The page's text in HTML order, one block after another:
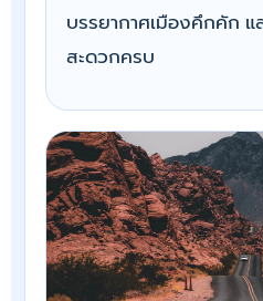
บรรยากาศเมืองคึกคัก แ
สะดวกครบ